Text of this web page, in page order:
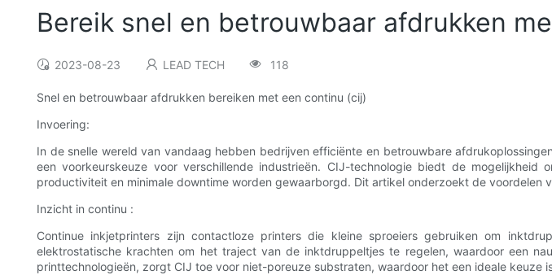
Bereik snel en betrouwbaar afdrukken
2023-08-23 LEAD TECH 118
Snel en betrouwbaar afdrukken bereiken met een continu (cij)
Invoering:
In de snelle wereld van vandaag hebben bedrijven efficiënte en betrouwbare
een voorkeurskeuze voor verschillende industrieën. CIJ-technologie biedt de
productiviteit en minimale downtime worden gewaarborgd. Dit artikel onderzoekt de
Inzicht in continu :
Continue inkjetprinters zijn contactloze printers die kleine sproeiers gebruiken om
elektrostatische krachten om het traject van de inktdruppeltjes te regelen, waardoor een
printtechnologieën, zorgt CIJ toe voor niet-poreuze substraten, waardoor het een ideale keuze